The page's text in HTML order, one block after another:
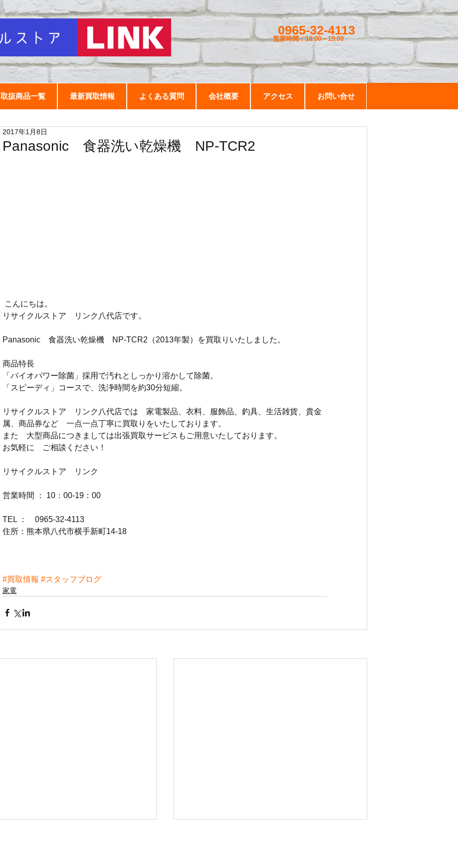
0965-32-4113
営業時間：10:00～19:00
取扱商品一覧 最新買取情報 よくある質問 会社概要 アクセス お問い合せ
Panasonic 食器洗い乾燥機 NP-TCR2
2017年1月8日
こんにちは。
リサイクルストア　リンク八代店です。
Panasonic　食器洗い乾燥機　NP-TCR2（2013年製）を買取りいたしました。
商品特長
「バイオパワー除菌」採用で汚れとしっかり溶かして除菌。
「スピーディ」コースで、洗浄時間を約30分短縮。
リサイクルストア　リンク八代店では　家電製品、衣料、服飾品、釣具、生活雑貨、貴金
属、商品券など　一点一点丁寧に買取りをいたしております。
また　大型商品につきましては出張買取サービスもご用意いたしております。
お気軽に　ご相談ください！
リサイクルストア　リンク
営業時間 ： 10：00-19：00
TEL ：　0965-32-4113
住所：熊本県八代市横手新町14-18
#買取情報 #スタッフブログ
家電